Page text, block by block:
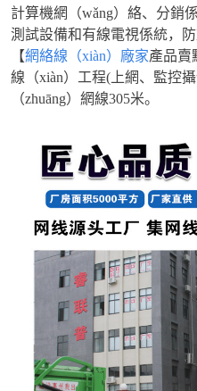
計算機網（wǎng）絡、分銷
測試設備和有線電視係統，防
【網絡線（xiàn）廠家產品賣
線（xiàn）工程(上網、監控
（zhuāng）網線305米。